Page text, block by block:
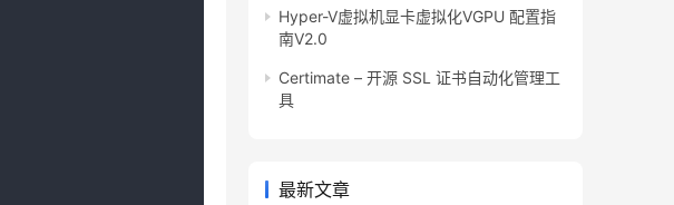
Hyper-V虚拟机显卡虚拟化VGPU 配置指
南V2.0
Certimate – 开源 SSL 证书自动化管理工
具
最新文章